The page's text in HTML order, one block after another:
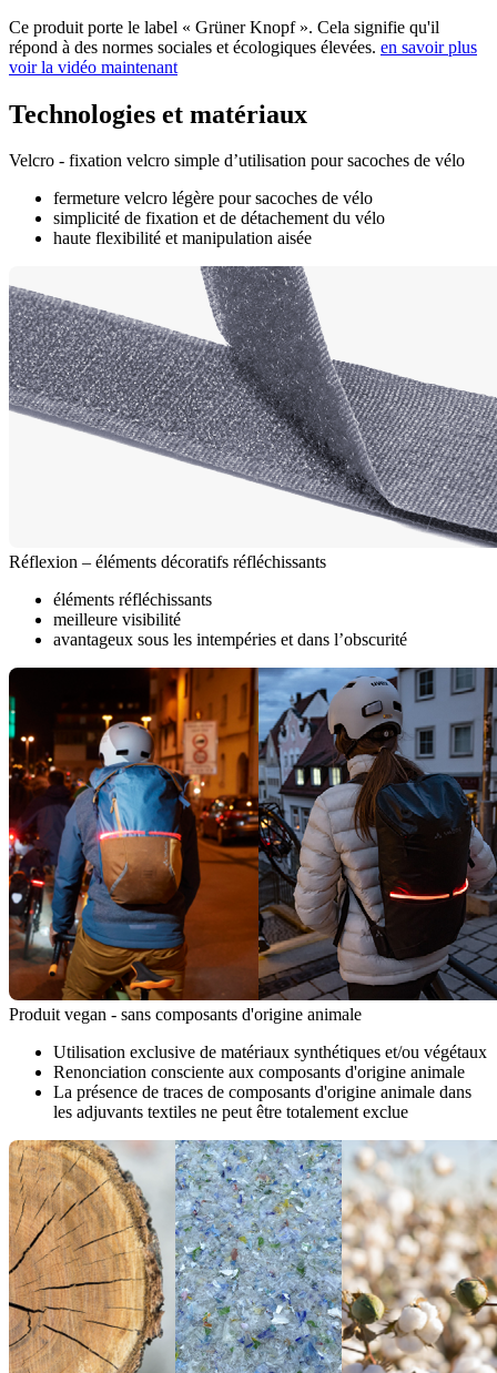
Ce produit porte le label « Grüner Knopf ». Cela signifie qu'il
répond à des normes sociales et écologiques élevées. en savoir plus
voir la vidéo maintenant
Technologies et matériaux
Velcro - fixation velcro simple d’utilisation pour sacoches de vélo
fermeture velcro légère pour sacoches de vélo
simplicité de fixation et de détachement du vélo
haute flexibilité et manipulation aisée
Réflexion – éléments décoratifs réfléchissants
éléments réfléchissants
meilleure visibilité
avantageux sous les intempéries et dans l’obscurité
Produit vegan - sans composants d'origine animale
Utilisation exclusive de matériaux synthétiques et/ou végétaux
Renonciation consciente aux composants d'origine animale
La présence de traces de composants d'origine animale dans
les adjuvants textiles ne peut être totalement exclue